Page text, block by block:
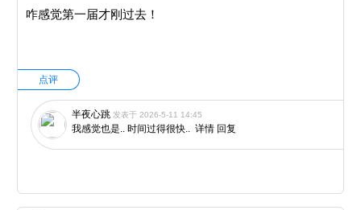
咋感觉第一届才刚过去！
点评
半夜心跳 发表于 2026-5-11 14:45
我感觉也是.. 时间过得很快.. 详情 回复